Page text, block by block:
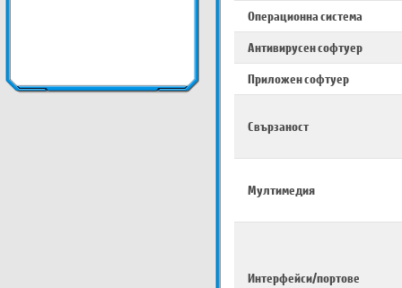
Операционна система
Антивирусен софтуер
Приложен софтуер
Свързаност
Мултимедия
Интерфейси/портове